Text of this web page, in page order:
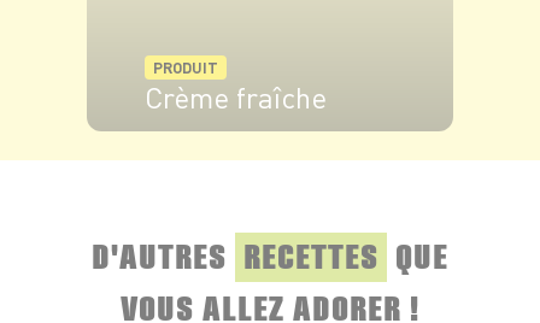
PRODUIT
Crème fraîche
D'AUTRES RECETTES QUE
VOUS ALLEZ ADORER !